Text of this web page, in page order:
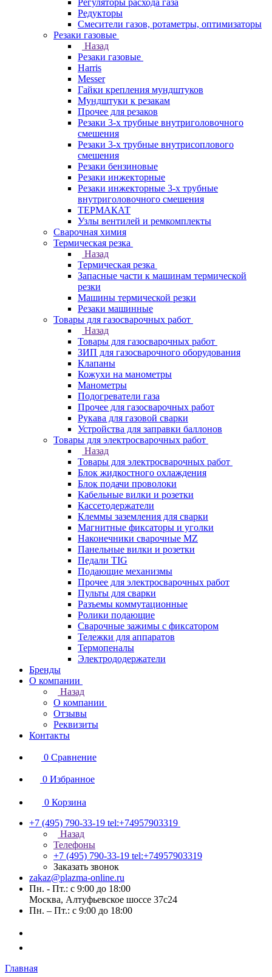
Регуляторы расхода газа
Редукторы
Смесители газов, ротаметры, оптимизаторы
Резаки газовые
Назад
Резаки газовые
Harris
Messer
Гайки крепления мундштуков
Мундштуки к резакам
Прочее для резаков
Резаки 3-х трубные внутриголовочного
смешения
Резаки 3-х трубные внутрисоплового
смешения
Резаки бензиновые
Резаки инжекторные
Резаки инжекторные 3-х трубные
внутриголовочного смешения
ТЕРМАКАТ
Узлы вентилей и ремкомплекты
Сварочная химия
Термическая резка
Назад
Термическая резка
Запасные части к машинам термической
резки
Машины термической резки
Резаки машинные
Товары для газосварочных работ
Назад
Товары для газосварочных работ
ЗИП для газосварочного оборудования
Клапаны
Кожухи на манометры
Манометры
Подогреватели газа
Прочее для газосварочных работ
Рукава для газовой сварки
Устройства для заправки баллонов
Товары для электросварочных работ
Назад
Товары для электросварочных работ
Блок жидкостного охлаждения
Блок подачи проволоки
Кабельные вилки и розетки
Кассетодержатели
Клеммы заземления для сварки
Магнитные фиксаторы и уголки
Наконечники сварочные MZ
Панельные вилки и розетки
Педали TIG
Подающие механизмы
Прочее для электросварочных работ
Пульты для сварки
Разъемы коммутационные
Ролики подающие
Сварочные зажимы с фиксатором
Тележки для аппаратов
Термопеналы
Электрододержатели
Бренды
О компании
Назад
О компании
Отзывы
Реквизиты
Контакты
0 Сравнение
0 Избранное
0 Корзина
+7 (495) 790-33-19 tel:+74957903319
Назад
Телефоны
+7 (495) 790-33-19 tel:+74957903319
Заказать звонок
zakaz@plazma-online.ru
Пн. - Пт.: с 9:00 до 18:00
Москва, Алтуфьевское шоссе 37с24
Пн. – Пт.: с 9:00 до 18:00
Главная